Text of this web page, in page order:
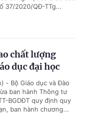
37/2020/QĐ-TTg...
chất lượng
dục đại học
- Bộ Giáo dục và Đào
ban hành Thông tư
BGDĐT quy định quy
ban hành chương...